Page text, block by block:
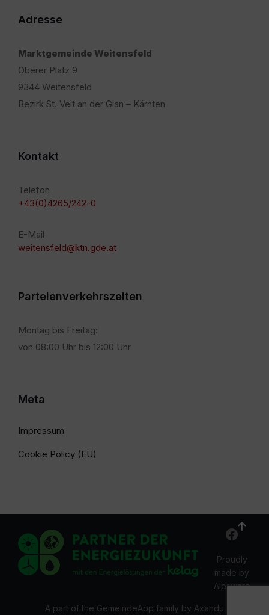
Adresse
Marktgemeinde Weitensfeld
Oberer Platz 9
9344 Weitensfeld
Bezirk St. Veit an der Glan – Kärnten
Kontakt
Telefon
+43(0)4265/242-0
E-Mail
weitensfeld@ktn.gde.at
Parteienverkehrszeiten
Montag bis Freitag:
von 08:00 Uhr bis 12:00 Uhr
Meta
Impressum
Cookie Policy (EU)
Proudly
made by
Alpsware
A part of the GemeindeApp family by Axandu